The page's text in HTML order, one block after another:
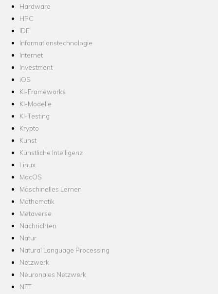
Hardware
HPC
IDE
Informationstechnologie
Internet
Investment
iOS
KI-Frameworks
KI-Modelle
KI-Testing
Krypto
Kunst
Künstliche Intelligenz
Linux
MacOS
Maschinelles Lernen
Mathematik
Metaverse
Nachrichten
Natur
Natural Language Processing
Netzwerk
Neuronales Netzwerk
NFT